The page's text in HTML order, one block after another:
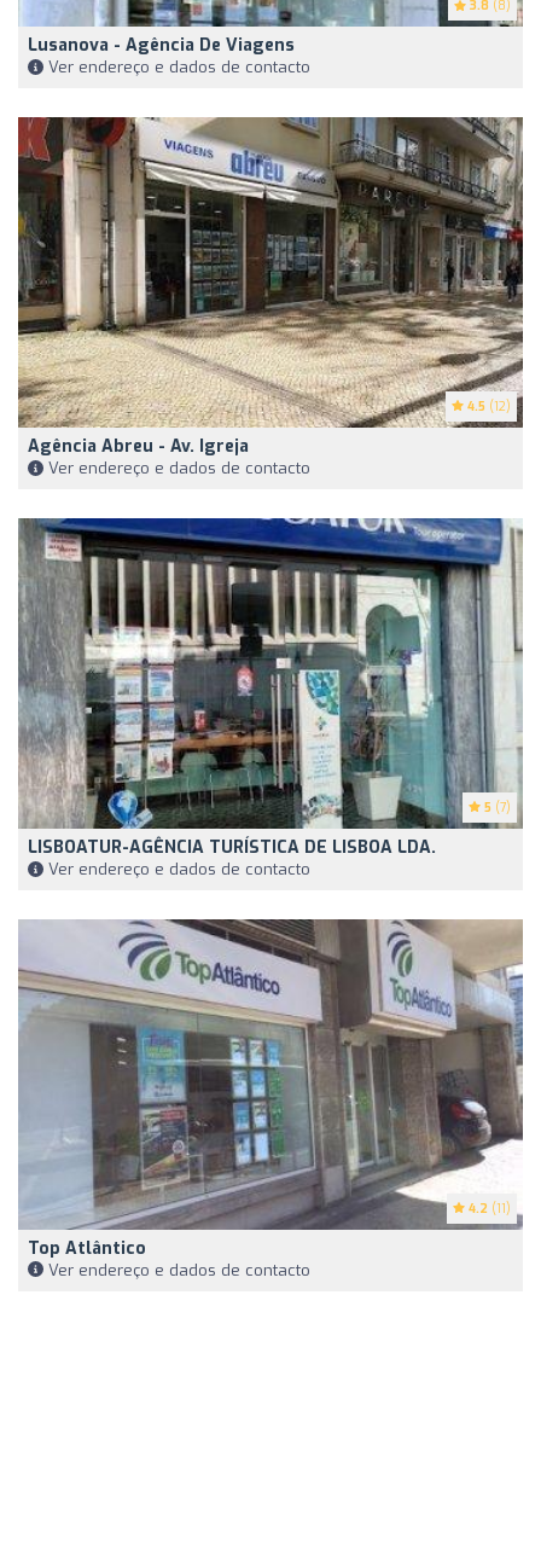
3.8 (8)
Lusanova - Agência De Viagens
Ver endereço e dados de contacto
4.5 (12)
Agência Abreu - Av. Igreja
Ver endereço e dados de contacto
5 (7)
LISBOATUR-AGÊNCIA TURÍSTICA DE LISBOA LDA.
Ver endereço e dados de contacto
4.2 (11)
Top Atlântico
Ver endereço e dados de contacto